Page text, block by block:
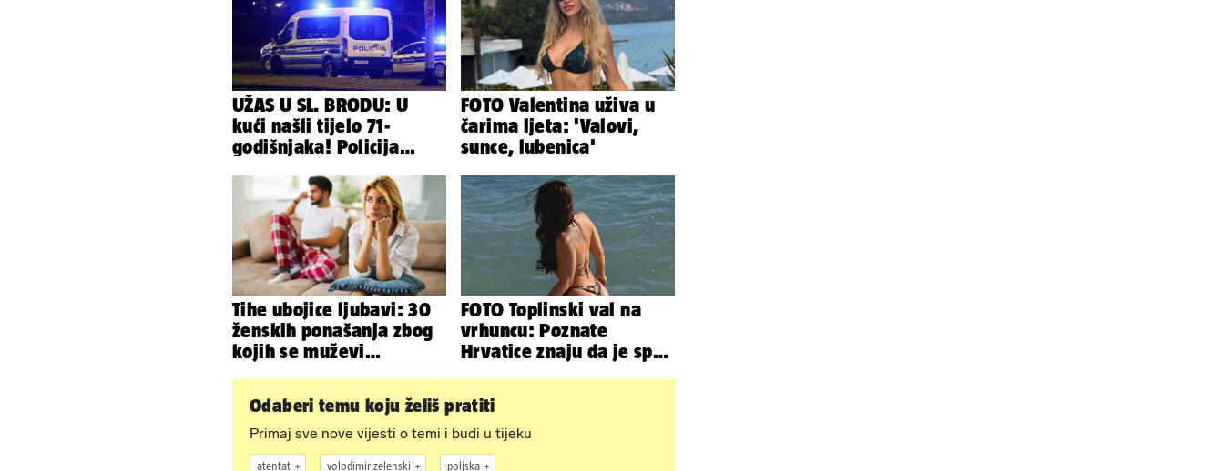
UŽAS U SL. BRODU: U
kući našli tijelo 71-
godišnjaka! Policija
FOTO Valentina uživa u
čarima ljeta: 'Valovi,
sunce, lubenica'
Tihe ubojice ljubavi: 30
ženskih ponašanja zbog
kojih se muževi
FOTO Toplinski val na
vrhuncu: Poznate
Hrvatice znaju da je spas
Odaberi temu koju želiš pratiti
Primaj sve nove vijesti o temi i budi u tijeku
atentat volodimir zelenski poljska